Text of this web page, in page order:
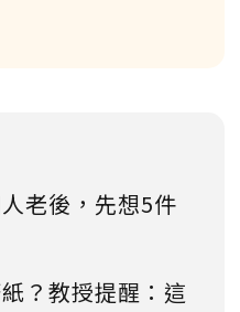
老後，先想5件
？教授提醒：這